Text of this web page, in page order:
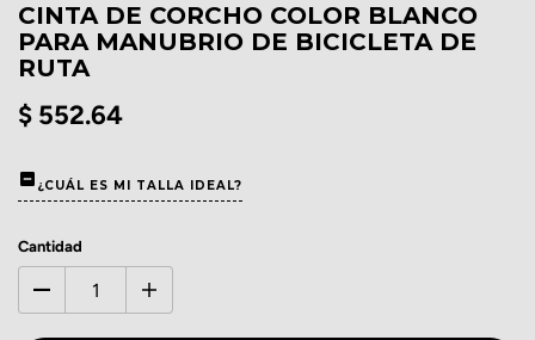
CINTA DE CORCHO COLOR BLANCO
PARA MANUBRIO DE BICICLETA DE
RUTA
$ 552.64
¿CUÁL ES MI TALLA IDEAL?
Cantidad